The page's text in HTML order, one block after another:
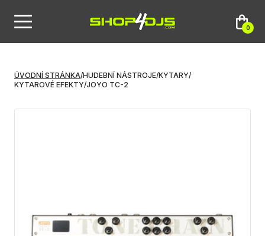
0
ÚVODNÍ STRÁNKA/HUDEBNÍ NÁSTROJE/KYTARY/
KYTAROVÉ EFEKTY/JOYO TC-2